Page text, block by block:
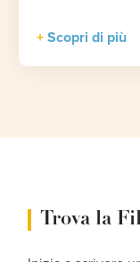
Scopri di più
Trova la